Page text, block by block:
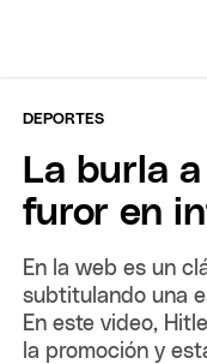
DEPORTES
La burla
furor en
En la web es un
subtitulando una
En este video,
la promoción y